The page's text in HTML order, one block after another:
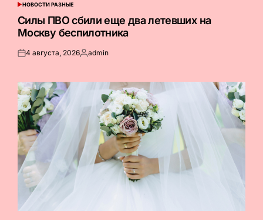
ОПУБЛИКОВАНО
НОВОСТИ РАЗНЫЕ
Силы ПВО сбили еще два летевших на
Москву беспилотника
Опубликовано
4 августа, 2026Запись
admin